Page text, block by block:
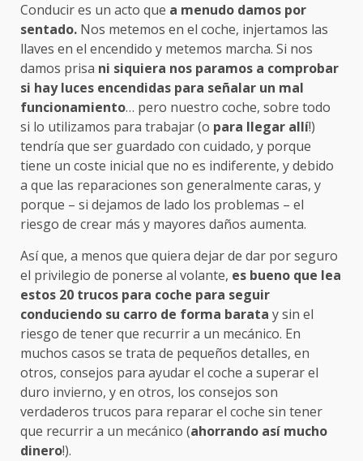
Conducir es un acto que a menudo damos por
sentado. Nos metemos en el coche, injertamos las
llaves en el encendido y metemos marcha. Si nos
damos prisa ni siquiera nos paramos a comprobar
si hay luces encendidas para señalar un mal
funcionamiento… pero nuestro coche, sobre todo
si lo utilizamos para trabajar (o para llegar allí!)
tendría que ser guardado con cuidado, y porque
tiene un coste inicial que no es indiferente, y debido
a que las reparaciones son generalmente caras, y
porque – si dejamos de lado los problemas – el
riesgo de crear más y mayores daños aumenta.
Así que, a menos que quiera dejar de dar por seguro
el privilegio de ponerse al volante, es bueno que lea
estos 20 trucos para coche para seguir
conduciendo su carro de forma barata y sin el
riesgo de tener que recurrir a un mecánico. En
muchos casos se trata de pequeños detalles, en
otros, consejos para ayudar el coche a superar el
duro invierno, y en otros, los consejos son
verdaderos trucos para reparar el coche sin tener
que recurrir a un mecánico (ahorrando así mucho
dinero!).